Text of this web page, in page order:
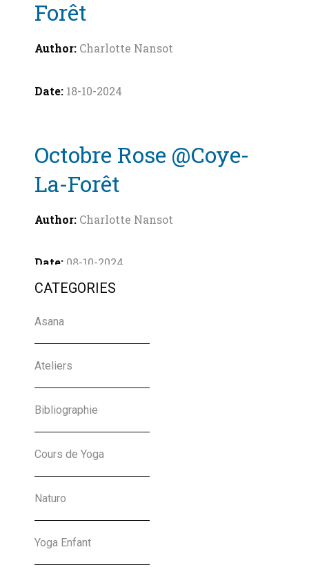
Forêt
Charlotte Nansot
18-10-2024
Octobre Rose @Coye-
La-Forêt
Charlotte Nansot
08-10-2024
Les Rendez-Vous
d’Automne
Charlotte Nansot
22-09-2024
« Previous
CATEGORIES
Asana
Ateliers
Bibliographie
Cours de Yoga
Naturo
Yoga Enfant